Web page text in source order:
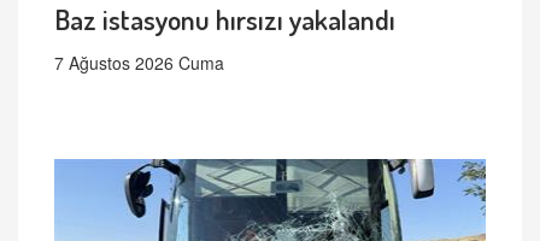
Baz istasyonu hırsızı yakalandı
7 Ağustos 2026 Cuma